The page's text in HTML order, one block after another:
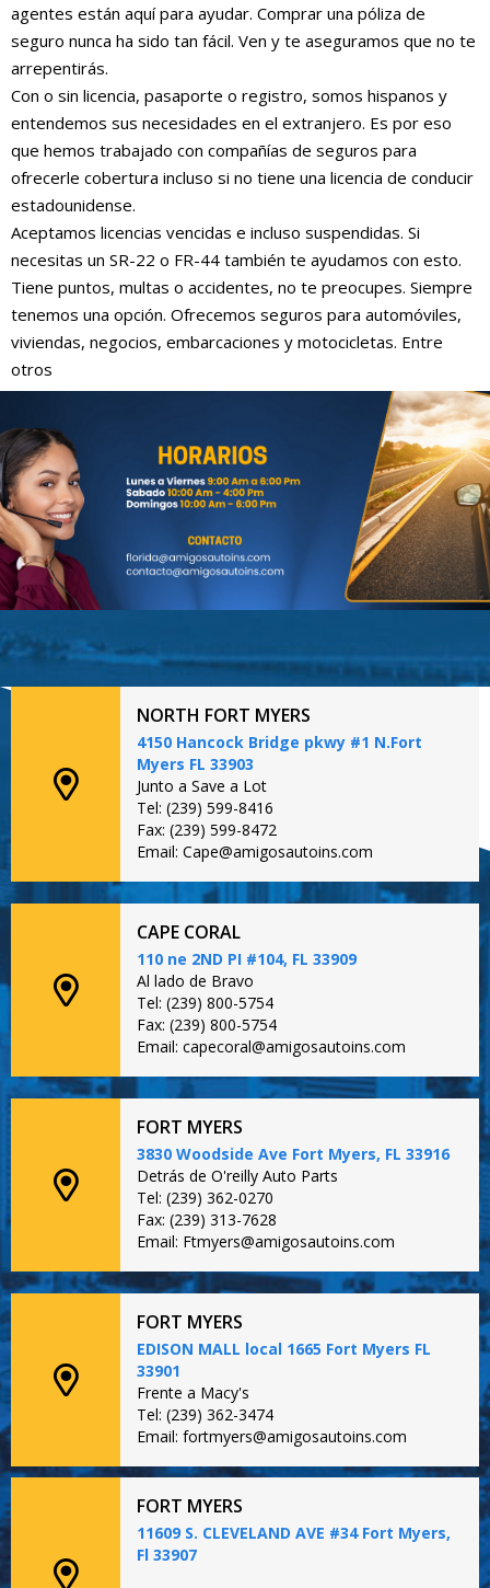
agentes están aquí para ayudar. Comprar una póliza de
seguro nunca ha sido tan fácil. Ven y te aseguramos que no te
arrepentirás.
Con o sin licencia, pasaporte o registro, somos hispanos y
entendemos sus necesidades en el extranjero. Es por eso
que hemos trabajado con compañías de seguros para
ofrecerle cobertura incluso si no tiene una licencia de conducir
estadounidense.
Aceptamos licencias vencidas e incluso suspendidas. Si
necesitas un SR-22 o FR-44 también te ayudamos con esto.
Tiene puntos, multas o accidentes, no te preocupes. Siempre
tenemos una opción. Ofrecemos seguros para automóviles,
viviendas, negocios, embarcaciones y motocicletas. Entre
otros
NORTH FORT MYERS
4150 Hancock Bridge pkwy #1 N.Fort
Myers FL 33903
Junto a Save a Lot
Tel: (239) 599-8416
Fax: (239) 599-8472
Email: Cape@amigosautoins.com
CAPE CORAL
110 ne 2ND PI #104, FL 33909
Al lado de Bravo
Tel: (239) 800-5754
Fax: (239) 800-5754
Email: capecoral@amigosautoins.com
FORT MYERS
3830 Woodside Ave Fort Myers, FL 33916
Detrás de O'reilly Auto Parts
Tel: (239) 362-0270
Fax: (239) 313-7628
Email: Ftmyers@amigosautoins.com
FORT MYERS
EDISON MALL local 1665 Fort Myers FL
33901
Frente a Macy's
Tel: (239) 362-3474
Email: fortmyers@amigosautoins.com
FORT MYERS
11609 S. CLEVELAND AVE #34 Fort Myers,
Fl 33907